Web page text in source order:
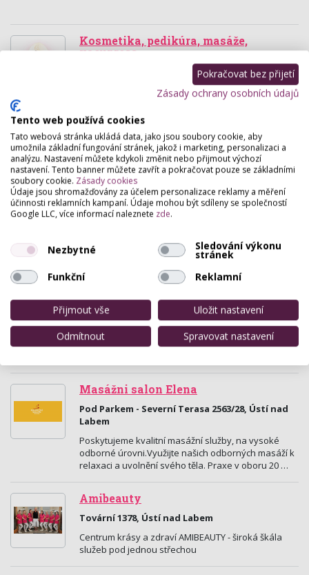
Kosmetika, pedikúra, masáže,
vacupress
Kosmetika, masáže, pedikúra, manikúra, vacupress.
Audynka
Jateční 526 , Česká Kamenice
Studio AUDYNKA nabízí masérské a pedikérské
služby.
Kosmetické a masážní studio
Ve studiu najdete komplexní péči celého těla.
Kosmetika (Alcina), Vizážistická poradna, masáže,
jak klasické tak i zdravotní.
Jasmína péče o tělo a duši
Alešova 152/7, Ústí nad Labem
Nabízím masáže, terapie, alternativní i klasické
Masážni salon Elena
Pod Parkem - Severní Terasa 2563/28, Ústí nad
Labem
Poskytujeme kvalitní masážní služby, na vysoké
odborné úrovni.Využijte našich odborných masáží k
relaxaci a uvolnění svého těla. Praxe v oboru 20 …
Amibeauty
Tovární 1378, Ústí nad Labem
Centrum krásy a zdraví AMIBEAUTY - široká škála
služeb pod jednou střechou
Pokračovat bez přijetí
Zásady ochrany osobních údajů
Tento web používá cookies
Tato webová stránka ukládá data, jako jsou soubory cookie, aby
umožnila základní fungování stránek, jakož i marketing, personalizaci a
analýzu. Nastavení můžete kdykoli změnit nebo přijmout výchozí
nastavení. Tento banner můžete zavřít a pokračovat pouze se základními
soubory cookie. Zásady cookies
Údaje jsou shromažďovány za účelem personalizace reklamy a měření
účinnosti reklamních kampaní. Údaje mohou být sdíleny se společností
Google LLC, více informací naleznete zde.
Nezbytné Sledování výkonu
stránek
Funkční
Reklamní
Přijmout vše
Uložit nastavení
Odmítnout
Spravovat nastavení